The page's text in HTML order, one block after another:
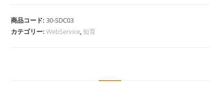
商品コード:30-SDC03
カテゴリー:WebService, 知育